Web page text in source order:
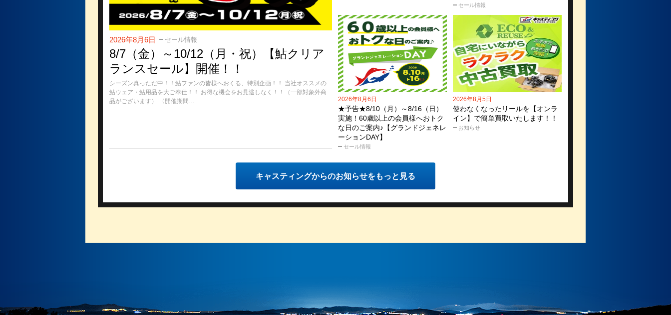
2026年8月6日 セール情報
8/7（金）～10/12（月・祝）【鮎クリア
ランスセール】開催！！
シーズン真っただ中！！鮎ファンの皆様へおくる、特別企画！！ 当社オススメの
鮎ウェア・鮎用品を大ご奉仕！！ お得な機会をお見逃しなく！！（一部対象外商
品がございます） 〈開催期間…
セール情報
2026年8月6日
セール情報
★予告★8/10（月）～8/16（日）
実施！60歳以上の会員様へおトク
な日のご案内♪【グランドジェネレ
ーションDAY】
2026年8月5日
お知らせ
使わなくなったリールを【オンラ
イン】で簡単買取いたします！！
キャスティングからのお知らせをもっと見る